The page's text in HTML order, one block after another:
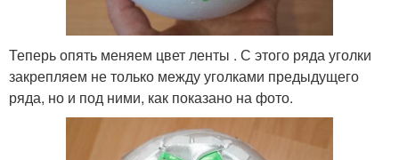
Теперь опять меняем цвет ленты . С этого ряда уголки
закрепляем не только между уголками предыдущего
ряда, но и под ними, как показано на фото.